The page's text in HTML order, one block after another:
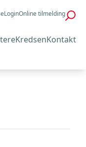
LoginOnline tilmelding
KredsenKontakt